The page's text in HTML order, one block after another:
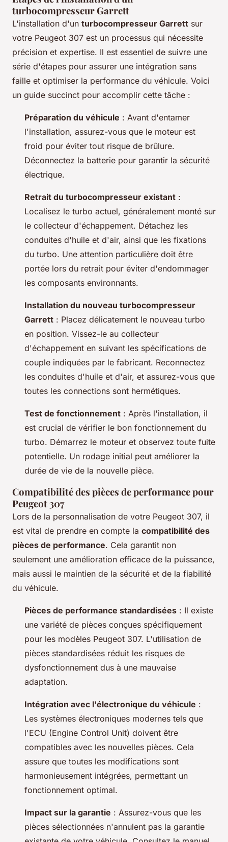
turbocompresseur Garrett
L'installation d'un turbocompresseur Garrett sur
votre Peugeot 307 est un processus qui nécessite
précision et expertise. Il est essentiel de suivre une
série d'étapes pour assurer une intégration sans
faille et optimiser la performance du véhicule. Voici
un guide succinct pour accomplir cette tâche :
Préparation du véhicule : Avant d'entamer
l'installation, assurez-vous que le moteur est
froid pour éviter tout risque de brûlure.
Déconnectez la batterie pour garantir la sécurité
électrique.
Retrait du turbocompresseur existant :
Localisez le turbo actuel, généralement monté sur
le collecteur d'échappement. Détachez les
conduites d'huile et d'air, ainsi que les fixations
du turbo. Une attention particulière doit être
portée lors du retrait pour éviter d'endommager
les composants environnants.
Installation du nouveau turbocompresseur
Garrett : Placez délicatement le nouveau turbo
en position. Vissez-le au collecteur
d'échappement en suivant les spécifications de
couple indiquées par le fabricant. Reconnectez
les conduites d'huile et d'air, et assurez-vous que
toutes les connections sont hermétiques.
Test de fonctionnement : Après l'installation, il
est crucial de vérifier le bon fonctionnement du
turbo. Démarrez le moteur et observez toute fuite
potentielle. Un rodage initial peut améliorer la
durée de vie de la nouvelle pièce.
Compatibilité des pièces de performance pour
Peugeot 307
Lors de la personnalisation de votre Peugeot 307, il
est vital de prendre en compte la compatibilité des
pièces de performance. Cela garantit non
seulement une amélioration efficace de la puissance,
mais aussi le maintien de la sécurité et de la fiabilité
du véhicule.
Pièces de performance standardisées : Il existe
une variété de pièces conçues spécifiquement
pour les modèles Peugeot 307. L'utilisation de
pièces standardisées réduit les risques de
dysfonctionnement dus à une mauvaise
adaptation.
Intégration avec l'électronique du véhicule :
Les systèmes électroniques modernes tels que
l'ECU (Engine Control Unit) doivent être
compatibles avec les nouvelles pièces. Cela
assure que toutes les modifications sont
harmonieusement intégrées, permettant un
fonctionnement optimal.
Impact sur la garantie : Assurez-vous que les
pièces sélectionnées n'annulent pas la garantie